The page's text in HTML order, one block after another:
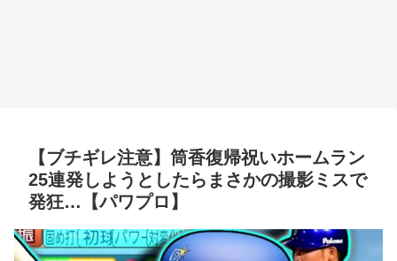
【ブチギレ注意】筒香復帰祝いホームラン
25連発しようとしたらまさかの撮影ミスで
発狂…【パワプロ】